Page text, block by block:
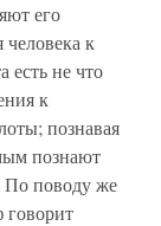
его
к
есть не что
к
познавая
познают
По поводу же
говорит